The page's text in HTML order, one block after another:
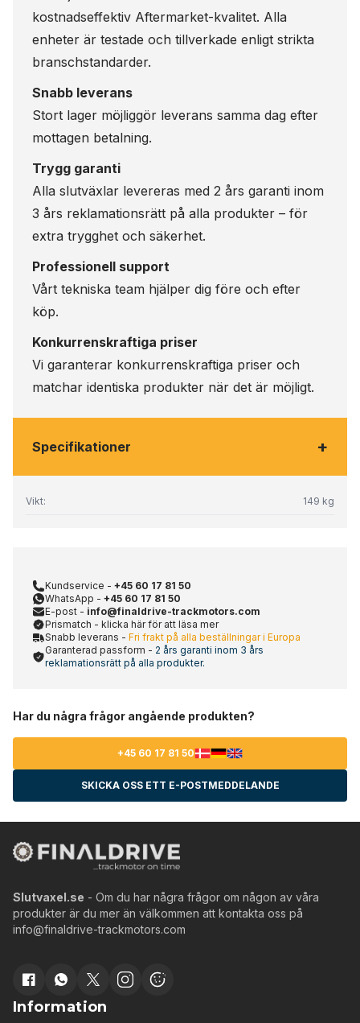
kostnadseffektiv Aftermarket-kvalitet. Alla
enheter är testade och tillverkade enligt strikta
branschstandarder.
Snabb leverans
Stort lager möjliggör leverans samma dag efter
mottagen betalning.
Trygg garanti
Alla slutväxlar levereras med 2 års garanti inom
3 års reklamationsrätt på alla produkter – för
extra trygghet och säkerhet.
Professionell support
Vårt tekniska team hjälper dig före och efter
köp.
Konkurrenskraftiga priser
Vi garanterar konkurrenskraftiga priser och
matchar identiska produkter när det är möjligt.
Specifikationer +
Vikt: 149 kg
Kundservice - +45 60 17 81 50
WhatsApp - +45 60 17 81 50
E-post - info@finaldrive-trackmotors.com
Prismatch - klicka här för att läsa mer
Snabb leverans - Fri frakt på alla beställningar i Europa
Garanterad passform - 2 års garanti inom 3 års
reklamationsrätt på alla produkter.
Har du några frågor angående produkten?
+45 60 17 81 50
SKICKA OSS ETT E-POSTMEDDELANDE
Slutvaxel.se - Om du har några frågor om någon av våra
produkter är du mer än välkommen att kontakta oss på
info@finaldrive-trackmotors.com
Information